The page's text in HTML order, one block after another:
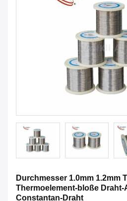
Durchmesser 1.0mm 1.2mm
Thermoelement-bloße Draht-
Constantan-Draht